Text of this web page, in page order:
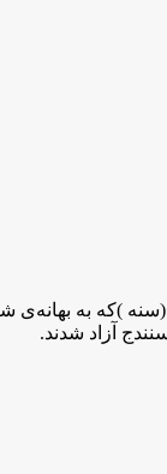
اهل سنندج(سنه )که
آزاد شدند.